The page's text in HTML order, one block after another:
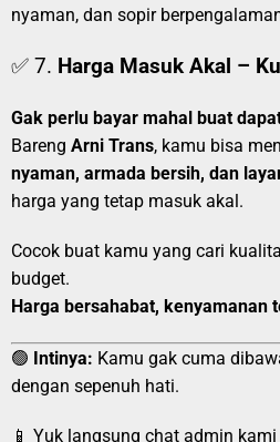
nyaman, dan sopir
✅ 7. Harga Masuk Akal –
Gak perlu bayar mahal buat
Bareng Arni Trans, kamu bisa
nyaman, armada bersih, dan
harga yang tetap masuk akal.
Cocok buat kamu yang cari
budget.
Harga bersahabat, kenyamanan
🟢 Intinya: Kamu gak cuma
dengan sepenuh hati.
📱 Yuk langsung chat admin